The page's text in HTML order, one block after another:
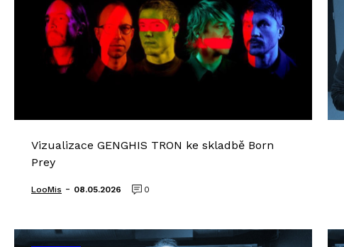
Vizualizace GENGHIS TRON ke skladbě Born
Prey
LooMis - 08.05.2026 0